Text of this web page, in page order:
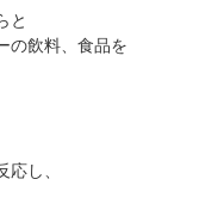
と
の飲料、食品を
応し、